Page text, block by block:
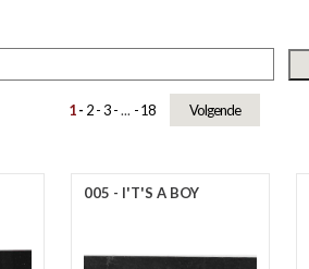
1 2 3 ... 18 Volgende
005 - I'T'S A BOY